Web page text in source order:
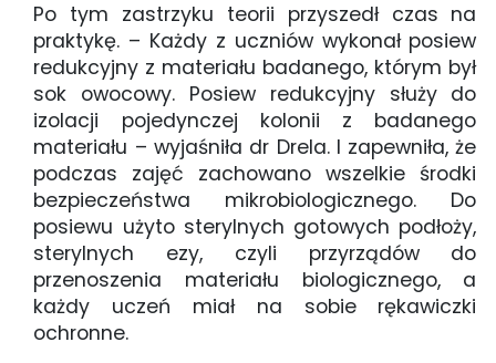
Po tym zastrzyku teorii przyszedł czas na
praktykę. – Każdy z uczniów wykonał posiew
redukcyjny z materiału badanego, którym był
sok owocowy. Posiew redukcyjny służy do
izolacji pojedynczej kolonii z badanego
materiału – wyjaśniła dr Drela. I zapewniła, że
podczas zajęć zachowano wszelkie środki
bezpieczeństwa mikrobiologicznego. Do
posiewu użyto sterylnych gotowych podłoży,
sterylnych ezy, czyli przyrządów do
przenoszenia materiału biologicznego, a
każdy uczeń miał na sobie rękawiczki
ochronne.